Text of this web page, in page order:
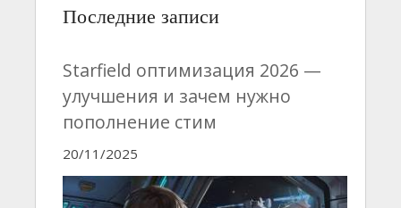
Последние записи
Starfield оптимизация 2026 —
улучшения и зачем нужно
пополнение стим
20/11/2025